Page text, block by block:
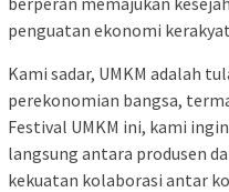
penguatan ekonomi
Kami sadar, UMKM adalah
perekonomian bangsa,
Festival UMKM ini, kami
langsung antara produsen
kekuatan kolaborasi antar